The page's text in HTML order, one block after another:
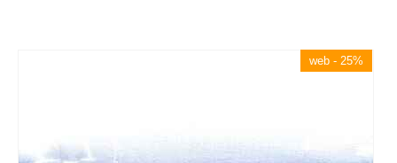
web - 25%